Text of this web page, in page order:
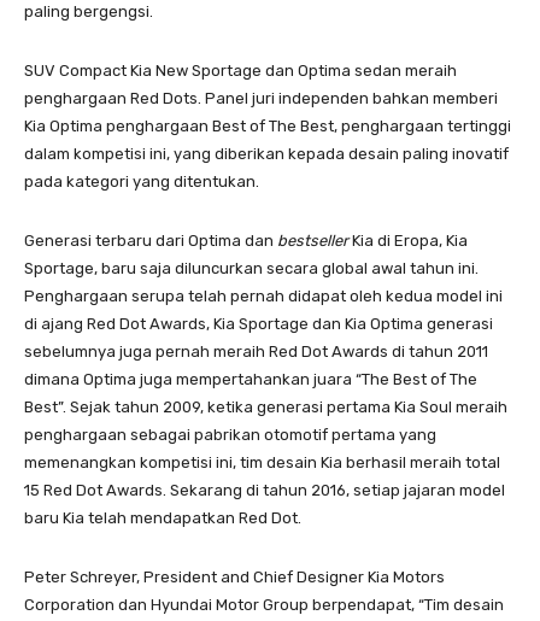
paling bergengsi.
SUV Compact Kia New Sportage dan Optima sedan meraih
penghargaan Red Dots. Panel juri independen bahkan memberi
Kia Optima penghargaan Best of The Best, penghargaan tertinggi
dalam kompetisi ini, yang diberikan kepada desain paling inovatif
pada kategori yang ditentukan.
Generasi terbaru dari Optima dan bestsellerKia di Eropa, Kia
Sportage, baru saja diluncurkan secara global awal tahun ini.
Penghargaan serupa telah pernah didapat oleh kedua model ini
di ajang Red Dot Awards, Kia Sportage dan Kia Optima generasi
sebelumnya juga pernah meraih Red Dot Awards di tahun 2011
dimana Optima juga mempertahankan juara “The Best of The
Best”. Sejak tahun 2009, ketika generasi pertama Kia Soul meraih
penghargaan sebagai pabrikan otomotif pertama yang
memenangkan kompetisi ini, tim desain Kia berhasil meraih total
15 Red Dot Awards. Sekarang di tahun 2016, setiap jajaran model
baru Kia telah mendapatkan Red Dot.
Peter Schreyer, President and Chief Designer Kia Motors
Corporation dan Hyundai Motor Group berpendapat, “Tim desain